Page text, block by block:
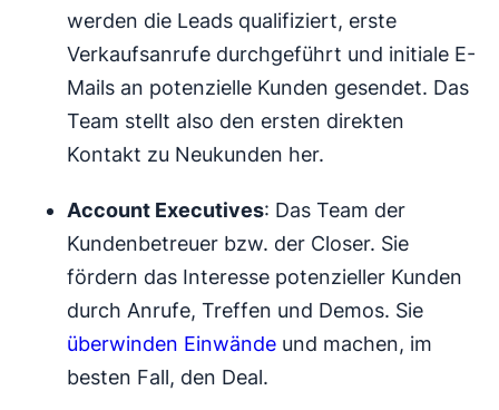
werden die Leads qualifiziert, erste
Verkaufsanrufe durchgeführt und initiale E-
Mails an potenzielle Kunden gesendet. Das
Team stellt also den ersten direkten
Kontakt zu Neukunden her.
Account Executives: Das Team der
Kundenbetreuer bzw. der Closer. Sie
fördern das Interesse potenzieller Kunden
durch Anrufe, Treffen und Demos. Sie
überwinden Einwände und machen, im
besten Fall, den Deal.